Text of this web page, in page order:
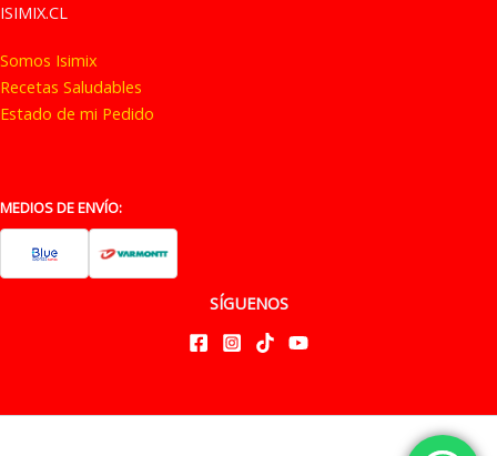
ISIMIX.CL
Somos Isimix
Recetas Saludables
Estado de mi Pedido
MEDIOS DE ENVÍO:
SÍGUENOS